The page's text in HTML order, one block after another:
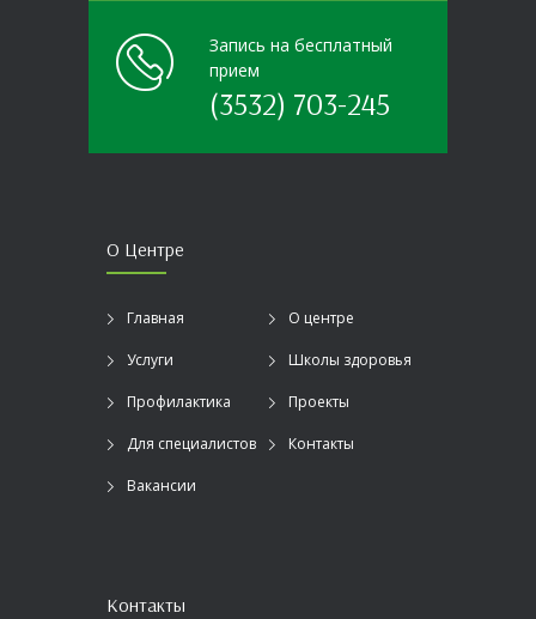
Запись на бесплатный
прием
(3532) 703-245
О Центре
Главная О центре
Услуги Школы здоровья
Профилактика Проекты
Для специалистов Контакты
Вакансии
Контакты